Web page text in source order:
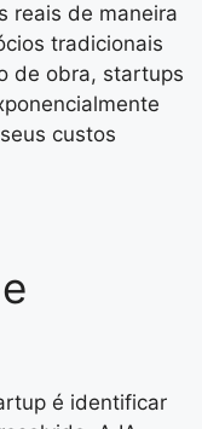
reais de maneira
tradicionais
de obra, startups
custos
é identificar